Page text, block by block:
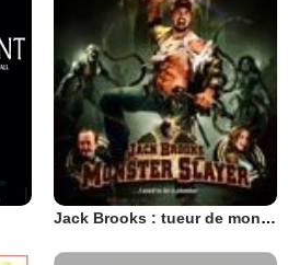
Jack Brooks : tueur de monstres